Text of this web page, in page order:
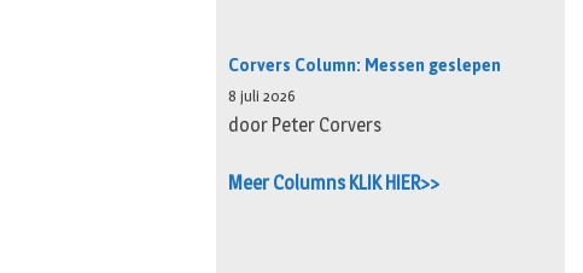
Corvers Column: Messen geslepen
8 juli 2026
door Peter Corvers
Meer Columns KLIK HIER>>